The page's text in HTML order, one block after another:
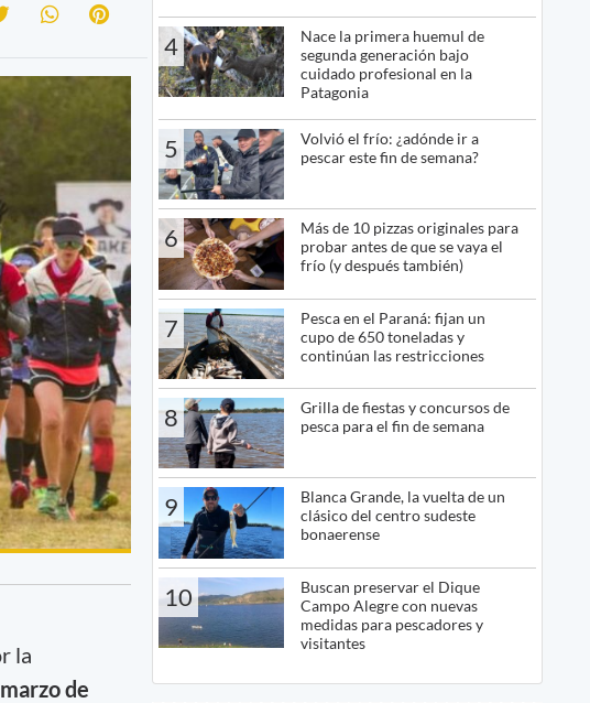
la
de
4
Nace la primera huemul de
segunda generación bajo
cuidado profesional en la
Patagonia
5
Volvió el frío: ¿adónde ir a
pescar este fin de semana?
6
Más de 10 pizzas originales para
probar antes de que se vaya el
frío (y después también)
7
Pesca en el Paraná: fijan un
cupo de 650 toneladas y
continúan las restricciones
8
Grilla de fiestas y concursos de
pesca para el fin de semana
9
Blanca Grande, la vuelta de un
clásico del centro sudeste
bonaerense
10
Buscan preservar el Dique
Campo Alegre con nuevas
medidas para pescadores y
visitantes